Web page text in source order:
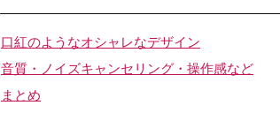
口紅のようなオシャレなデザイン
音質・ノイズキャンセリング・操作感など
まとめ